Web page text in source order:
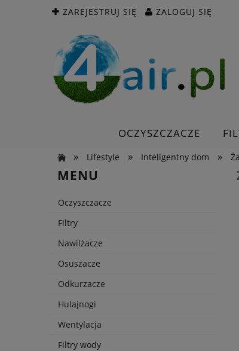
ZAREJESTRUJ SIĘ ZALOGUJ SIĘ
OCZYSZCZACZE
»
Lifestyle » Inteligentny dom »
MENU
Oczyszczacze
Filtry
Nawilżacze
Osuszacze
Odkurzacze
Hulajnogi
Wentylacja
Filtry wody